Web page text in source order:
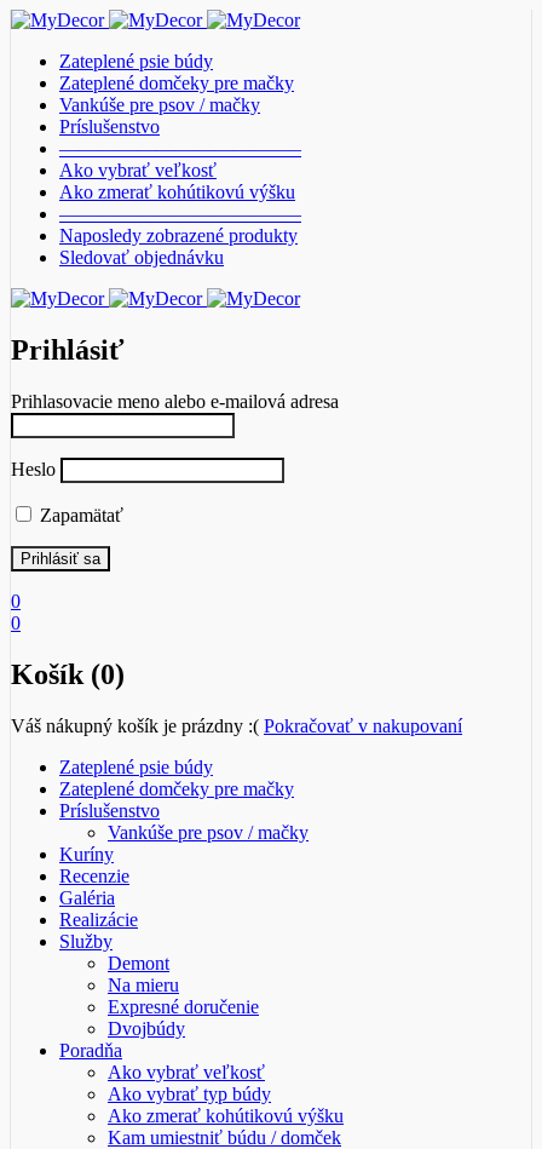
Zateplené psie búdy
Zateplené domčeky pre mačky
Vankúše pre psov / mačky
Príslušenstvo
————————————–
Ako vybrať veľkosť
Ako zmerať kohútikovú výšku
————————————–
Naposledy zobrazené produkty
Sledovať objednávku
Prihlásiť
Prihlasovacie meno alebo e-mailová adresa
Heslo
Zapamätať
0
0
Košík (0)
Váš nákupný košík je prázdny :( Pokračovať v nakupovaní
Zateplené psie búdy
Zateplené domčeky pre mačky
Príslušenstvo
Vankúše pre psov / mačky
Kuríny
Recenzie
Galéria
Realizácie
Služby
Demont
Na mieru
Expresné doručenie
Dvojbúdy
Poradňa
Ako vybrať veľkosť
Ako vybrať typ búdy
Ako zmerať kohútikovú výšku
Kam umiestniť búdu / domček